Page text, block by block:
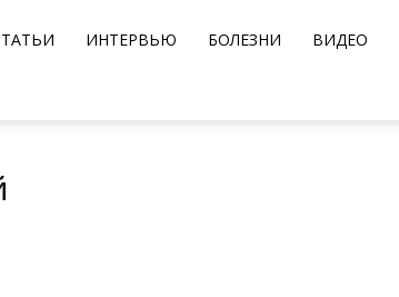
ИНТЕРВЬЮ БОЛЕЗНИ ВИДЕО